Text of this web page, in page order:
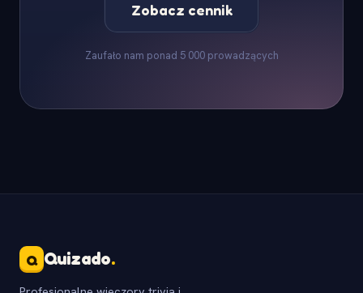
Zobacz cennik
Zaufało nam ponad 5 000 prowadzących
Q Quizado.